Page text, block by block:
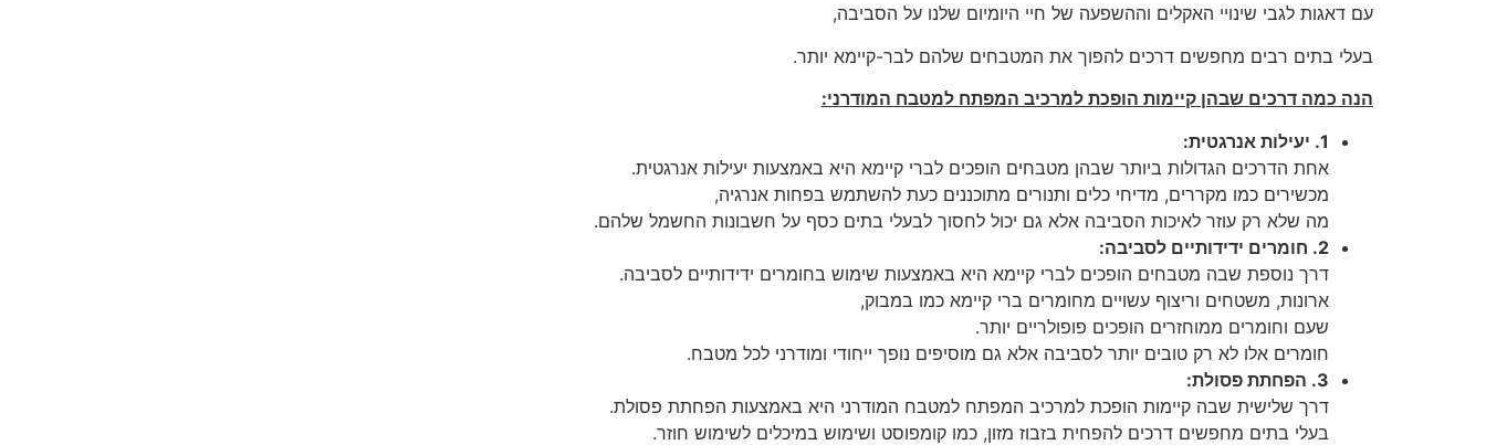
עם דאגות לגבי שינויי האקלים וההשפעה של חיי היומיום שלנו על הסביבה,
בעלי בתים רבים מחפשים דרכים להפוך את המטבחים שלהם לבר-קיימא יותר.
הנה כמה דרכים שבהן קיימות הופכת למרכיב המפתח למטבח המודרני:
1. יעילות אנרגטית:
אחת הדרכים הגדולות ביותר שבהן מטבחים הופכים לברי קיימא היא באמצעות יעילות אנרגטית.
מכשירים כמו מקררים, מדיחי כלים ותנורים מתוכננים כעת להשתמש בפחות אנרגיה,
מה שלא רק עוזר לאיכות הסביבה אלא גם יכול לחסוך לבעלי בתים כסף על חשבונות החשמל שלהם.
2. חומרים ידידותיים לסביבה:
דרך נוספת שבה מטבחים הופכים לברי קיימא היא באמצעות שימוש בחומרים ידידותיים לסביבה.
ארונות, משטחים וריצוף עשויים מחומרים ברי קיימא כמו במבוק,
שעם וחומרים ממוחזרים הופכים פופולריים יותר.
חומרים אלו לא רק טובים יותר לסביבה אלא גם מוסיפים נופך ייחודי ומודרני לכל מטבח.
3. הפחתת פסולת:
דרך שלישית שבה קיימות הופכת למרכיב המפתח למטבח המודרני היא באמצעות הפחתת פסולת.
בעלי בתים מחפשים דרכים להפחית בזבוז מזון, כמו קומפוסט ושימוש במיכלים לשימוש חוזר.